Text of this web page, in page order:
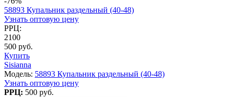
58893 Купальник раздельный (40-48)
Узнать оптовую цену
РРЦ:
2100
500 руб.
Купить
Sisianna
Модель: 58893 Купальник раздельный (40-48)
Узнать оптовую цену
РРЦ: 500 руб.